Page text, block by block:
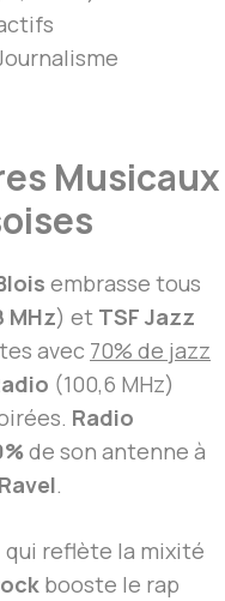
Musicaux
embrasse tous
MHz) et TSF Jazz
avec 70% de jazz
(100,6 MHz)
Radio
de son antenne à
Ravel.
qui reflète la mixité
booste le rap